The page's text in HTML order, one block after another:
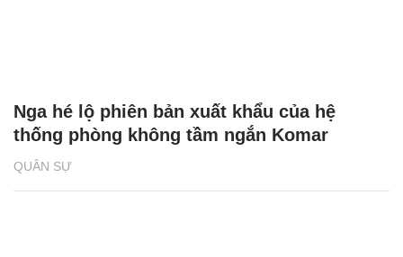
QUÂN SỰ
Nga hé lộ phiên bản xuất khẩu của hệ
thống phòng không tầm ngắn Komar